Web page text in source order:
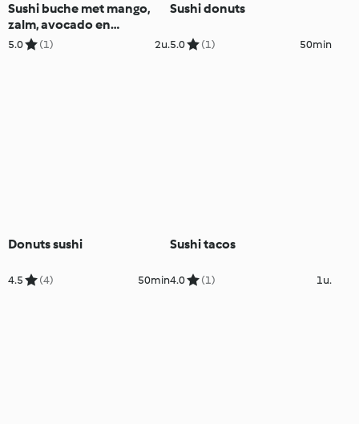
Sushi buche met mango,
zalm, avocado en
gemberchips
5.0 (1) 2u.
Sushi donuts
5.0 (1) 50min
Donuts sushi
4.5 (4) 50min
Sushi tacos
4.0 (1) 1u.